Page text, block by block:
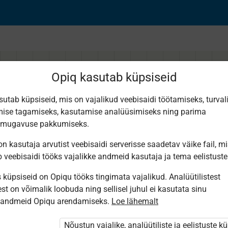
и
ole Opiqusse sisse logitud.
paketi „Erakasutaja 2024/25”
Opiq kasutab küpsiseid
küpsiseid, mis on vajalikud veebisaidi töötamiseks,
tagamiseks, kasutamise analüüsimiseks ning parima
pakkumiseks.
kasutaja arvutist veebisaidi serverisse saadetav väike fail,
veebisaidi tööks vajalikke andmeid kasutaja ja tema
küpsiseid on Opiqu tööks tingimata vajalikud. Analüütilistest
on võimalik loobuda ning sellisel juhul ei kasutata sinu
Opiqu arendamiseks. Loe lähemalt
Nõustun vajalike, analüütiliste ja eelistuste